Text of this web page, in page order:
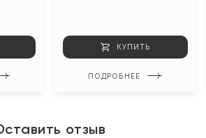
КУПИТЬ
ПОДРОБНЕЕ
отзыв